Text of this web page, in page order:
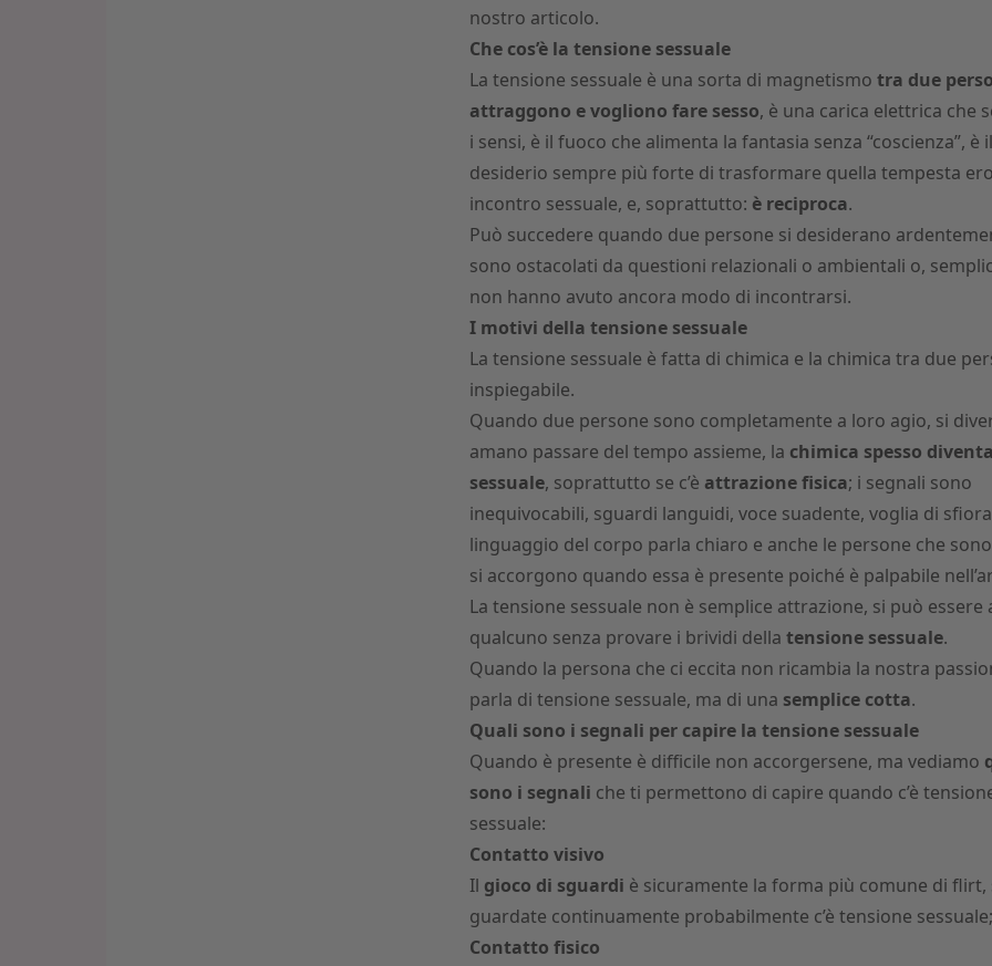
nostro articolo.
Che cos’è la tensione sessuale
La tensione sessuale è una sorta di magnetismo tra due
attraggono e vogliono fare sesso, è una carica elettrica che
i sensi, è il fuoco che alimenta la fantasia senza “coscienza”, è il
desiderio sempre più forte di trasformare quella tempesta
incontro sessuale, e, soprattutto: è reciproca.
Può succedere quando due persone si desiderano
sono ostacolati da questioni relazionali o ambientali o,
non hanno avuto ancora modo di incontrarsi.
I motivi della tensione sessuale
La tensione sessuale è fatta di chimica e la chimica tra due
inspiegabile.
Quando due persone sono completamente a loro agio, si
amano passare del tempo assieme, la chimica spesso diventa
sessuale, soprattutto se c’è attrazione fisica; i segnali sono
inequivocabili, sguardi languidi, voce suadente, voglia di
linguaggio del corpo parla chiaro e anche le persone che
si accorgono quando essa è presente poiché è palpabile
La tensione sessuale non è semplice attrazione, si può
qualcuno senza provare i brividi della tensione sessuale.
Quando la persona che ci eccita non ricambia la nostra
parla di tensione sessuale, ma di una semplice cotta.
Quali sono i segnali per capire la tensione sessuale
Quando è presente è difficile non accorgersene, ma vediamo
sono i segnali che ti permettono di capire quando c’è
sessuale:
Contatto visivo
Il gioco di sguardi è sicuramente la forma più comune di flirt,
guardate continuamente probabilmente c’è tensione sessuale;
Contatto fisico